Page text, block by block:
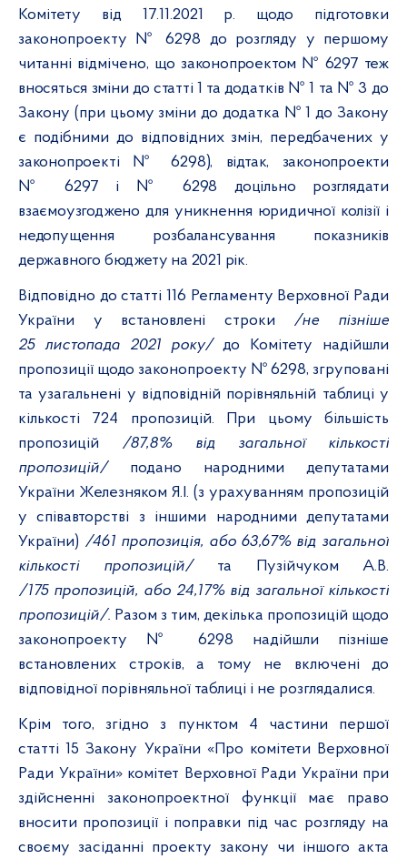
Комітету від 17.11.2021 р. щодо підготовки
законопроекту № 6298 до розгляду у першому
читанні відмічено, що законопроектом № 6297 теж
вносяться зміни до статті 1 та додатків № 1 та № 3 до
Закону (при цьому зміни до додатка № 1 до Закону
є подібними до відповідних змін, передбачених у
законопроекті № 6298), відтак, законопроекти
№ 6297 і № 6298 доцільно розглядати
взаємоузгоджено для уникнення юридичної колізії і
недопущення розбалансування показників
державного бюджету на 2021 рік.
Відповідно до статті 116 Регламенту Верховної Ради
України у встановлені строки /не пізніше
25 листопада 2021 року/до Комітету надійшли
пропозиції щодо законопроекту № 6298, згруповані
та узагальнені у відповідній порівняльній таблиці у
кількості 724 пропозицій. При цьому більшість
пропозицій /87,8% від загальної кількості
пропозицій/подано народними депутатами
України Железняком Я.І. (з урахуванням пропозицій
у співавторстві з іншими народними депутатами
України) /461 пропозиція, або 63,67% від загальної
кількості пропозицій/ та Пузійчуком А.В.
/175 пропозицій, або 24,17% від загальної кількості
пропозицій/. Разом з тим, декілька пропозицій щодо
законопроекту № 6298
надійшли пізніше
встановлених строків, а тому не включені до
відповідної порівняльної таблиці і не розглядалися.
Крім того, згідно з пунктом 4 частини першої
статті 15 Закону України «Про комітети Верховної
Ради України» комітет Верховної Ради України при
здійсненні законопроектної функції має право
вносити пропозиції і поправки під час розгляду на
своєму засіданні проекту закону чи іншого акта